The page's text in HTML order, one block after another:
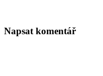
Napsat komentář